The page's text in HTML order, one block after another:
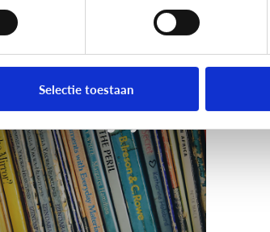
Selectie toestaan
boeken zijn geschikt